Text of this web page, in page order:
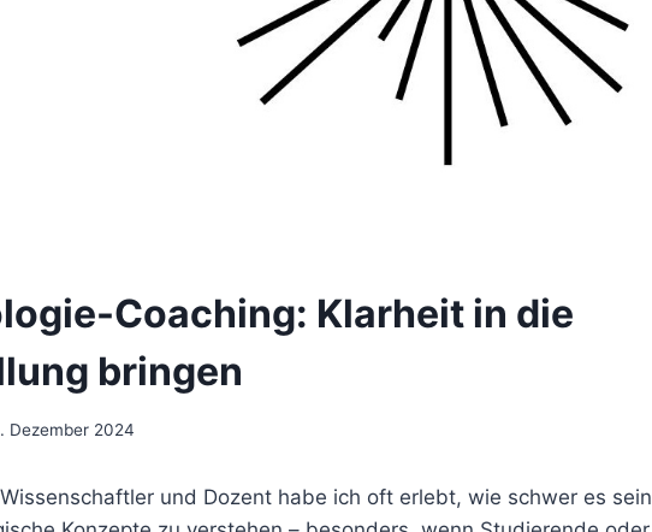
Coaching: Klarheit in die
bringen
Dezember 2024
und Dozent habe ich oft erlebt, wie schwer es sein